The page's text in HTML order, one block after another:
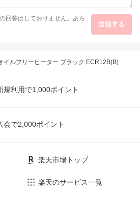
回答はしておりません。あら
送信する
イルフリーヒーター ブラック ECR12B(B)
規利用で1,000ポイント
会で2,000ポイント
楽天市場トップ
楽天のサービス一覧